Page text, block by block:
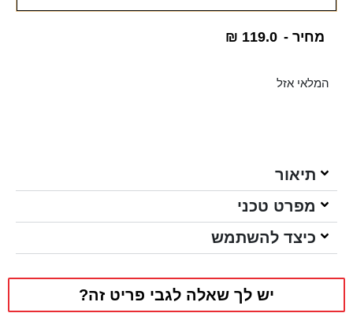
מחיר - ₪ 119.0
המלאי אזל
תיאור
מפרט טכני
כיצד להשתמש
יש לך שאלה לגבי פריט זה?